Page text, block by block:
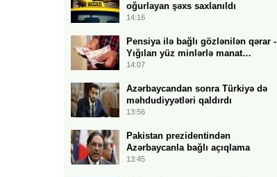
oğurlayan şəxs saxlanıldı
14:16
Pensiya ilə bağlı gözlənilən qərar -
Yığılan yüz minlərlə manat…
14:07
Azərbaycandan sonra Türkiyə də
məhdudiyyətləri qaldırdı
13:56
Pakistan prezidentindən
Azərbaycanla bağlı açıqlama
13:45